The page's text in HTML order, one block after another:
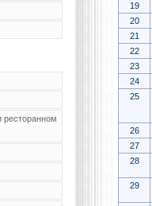
ресторанном
19
20
21
22
23
24
25
26
27
28
29